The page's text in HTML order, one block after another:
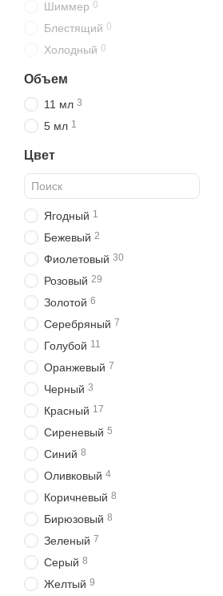
Шиммер 0
Блестящий 0
Холодный 0
Объем
11 мл 3
5 мл 1
Цвет
Ягодный 1
Бежевый 2
Фиолетовый 30
Розовый 29
Золотой 6
Серебряный 7
Голубой 11
Оранжевый 7
Черный 3
Красный 17
Сиреневый 5
Синий 8
Оливковый 4
Коричневый 8
Бирюзовый 8
Зеленый 7
Серый 8
Желтый 9